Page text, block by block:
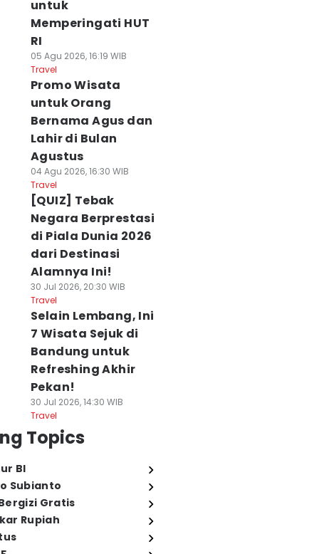
untuk
Memperingati HUT
RI
05 Agu 2026, 16:19 WIB
Travel
Promo Wisata
untuk Orang
Bernama Agus dan
Lahir di Bulan
Agustus
04 Agu 2026, 16:30 WIB
Travel
[QUIZ] Tebak
Negara Berprestasi
di Piala Dunia 2026
dari Destinasi
Alamnya Ini!
30 Jul 2026, 20:30 WIB
Travel
Selain Lembang, Ini
7 Wisata Sejuk di
Bandung untuk
Refreshing Akhir
Pekan!
30 Jul 2026, 14:30 WIB
Travel
Topics
BI
Subianto
Gratis
Rupiah